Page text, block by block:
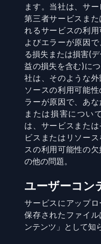
ます。当社は、サ
第三者サービスま
れるサービスの利
よびエラーが原因
る損失または損害(
益の損失を含む)に
社は、そのような
ソースの利用可能
ラーが原因で、あ
または損害につい
は、サービスまた
ビスまたはリソー
スの利用可能性の
の他の問題。
ユーザーコン
サービスにアップ
保存されたファイ
ンテンツ」として知